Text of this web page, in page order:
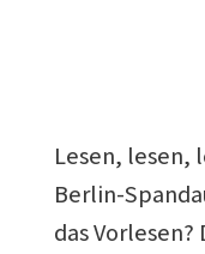
Lesen, lesen,
Berlin-
das